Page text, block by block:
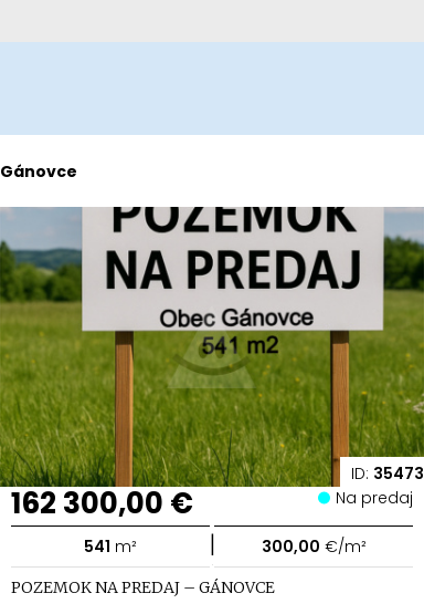
ID: 35473
Gánovce
162 300,00 € Na predaj
541 m² | 300,00 €/m²
POZEMOK NA PREDAJ – GÁNOVCE